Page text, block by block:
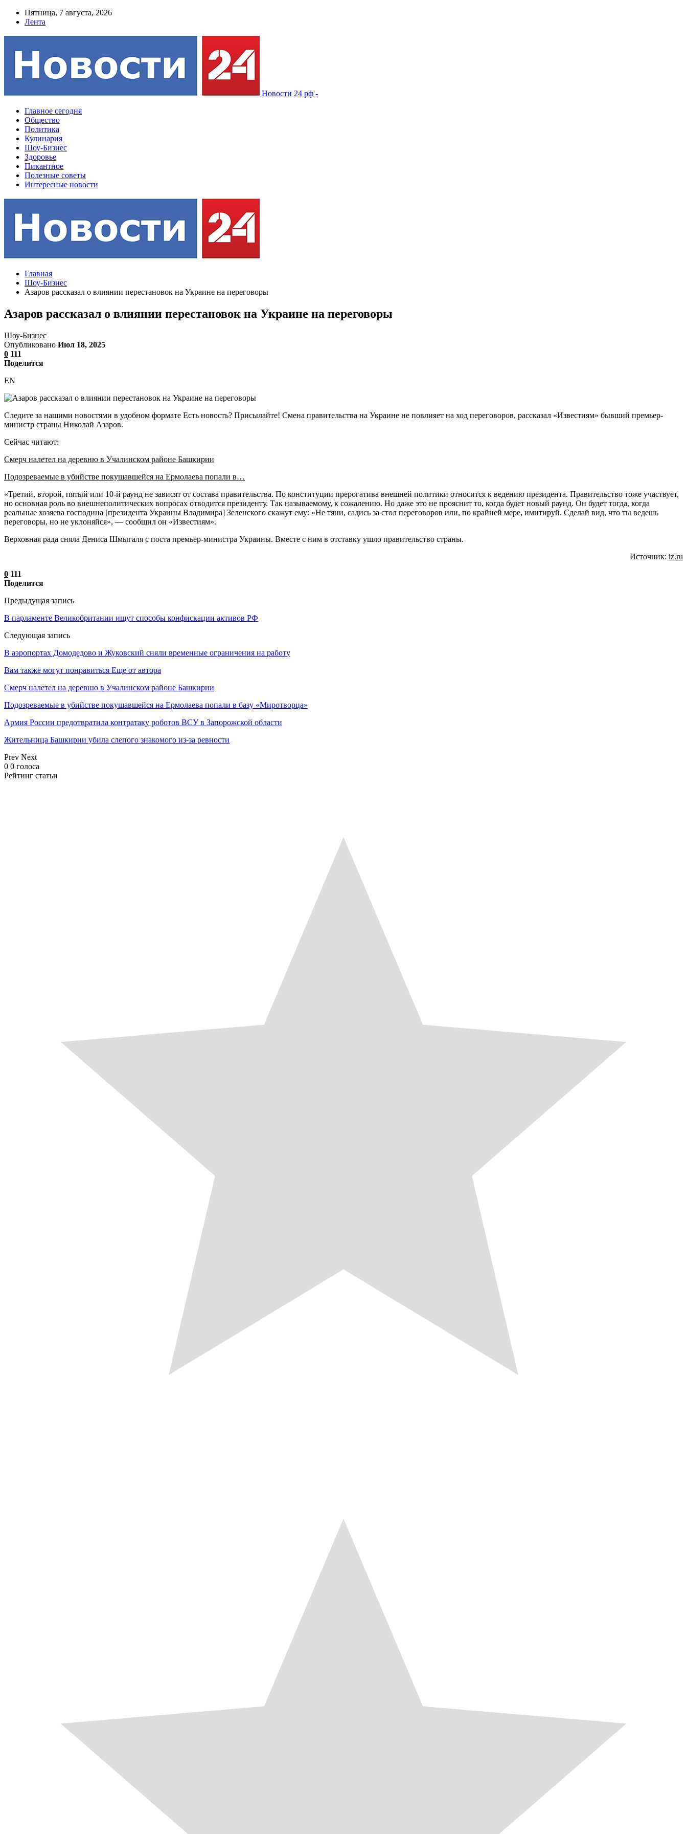
Пятница, 7 августа, 2026
Лента
Новости 24 рф -
Главное сегодня
Общество
Политика
Кулинария
Шоу-Бизнес
Здоровье
Пикантное
Полезные советы
Интересные новости
Главная
Шоу-Бизнес
Азаров рассказал о влиянии перестановок на Украине на переговоры
Азаров рассказал о влиянии перестановок на Украине на переговоры
Шоу-Бизнес
Опубликовано Июл 18, 2025
0 111
Поделится
EN
Следите за нашими новостями в удобном формате Есть новость? Присылайте! Смена правительства на Украине не повлияет на ход переговоров, рассказал «Известиям» бывший премьер-
министр страны Николай Азаров.
Сейчас читают:
Смерч налетел на деревню в Учалинском районе Башкирии
Подозреваемые в убийстве покушавшейся на Ермолаева попали в…
«Третий, второй, пятый или 10-й раунд не зависят от состава правительства. По конституции прерогатива внешней политики относится к ведению президента. Правительство тоже участвует,
но основная роль во внешнеполитических вопросах отводится президенту. Так называемому, к сожалению. Но даже это не прояснит то, когда будет новый раунд. Он будет тогда, когда
реальные хозяева господина [президента Украины Владимира] Зеленского скажут ему: «Не тяни, садись за стол переговоров или, по крайней мере, имитируй. Сделай вид, что ты ведешь
переговоры, но не уклоняйся», — сообщил он «Известиям».
Верховная рада сняла Дениса Шмыгаля с поста премьер-министра Украины. Вместе с ним в отставку ушло правительство страны.
Источник: iz.ru
0 111
Поделится
Предыдущая запись
В парламенте Великобритании ищут способы конфискации активов РФ
Следующая запись
В аэропортах Домодедово и Жуковский сняли временные ограничения на работу
Вам также могут понравиться Еще от автора
Смерч налетел на деревню в Учалинском районе Башкирии
Подозреваемые в убийстве покушавшейся на Ермолаева попали в базу «Миротворца»
Армия России предотвратила контратаку роботов ВСУ в Запорожской области
Жительница Башкирии убила слепого знакомого из-за ревности
Prev Next
0 0 голоса
Рейтинг статьи